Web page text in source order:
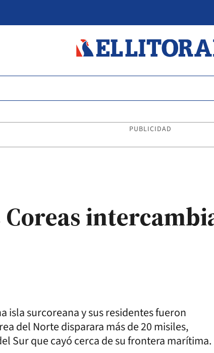
PUBLICIDAD
Coreas
isla surcoreana y sus residentes fueron
del Norte disparara más de 20 misiles,
Sur que cayó cerca de su frontera marítima.